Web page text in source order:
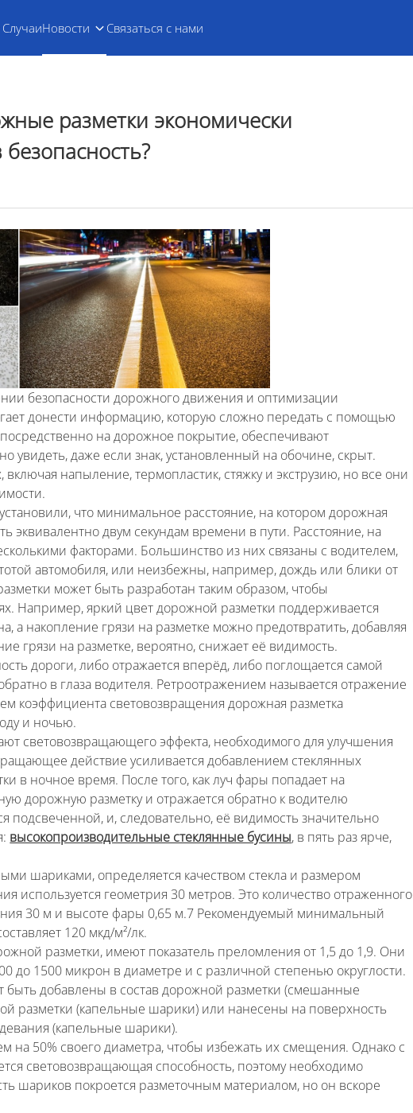
СлучаиНовости Связаться с нами
разметки экономически
безопасности дорожного движения и оптимизации
донести информацию, которую сложно передать с помощью
на дорожное покрытие, обеспечивают
даже если знак, установленный на обочине, скрыт.
напыление, термопластик, стяжку и экструзию, но все они
что минимальное расстояние, на котором дорожная
эквивалентно двум секундам времени в пути. Расстояние, на
факторами. Большинство из них связаны с водителем,
автомобиля, или неизбежны, например, дождь или блики от
может быть разработан таким образом, чтобы
Например, яркий цвет дорожной разметки поддерживается
а накопление грязи на разметке можно предотвратить, добавляя
грязи на разметке, вероятно, снижает её видимость.
дороги, либо отражается вперёд, либо поглощается самой
в глаза водителя. Ретроотражением называется отражение
коэффициента световозвращения дорожная разметка
и ночью.
световозвращающего эффекта, необходимого для улучшения
действие усиливается добавлением стеклянных
в ночное время. После того, как луч фары попадает на
дорожную разметку и отражается обратно к водителю
подсвеченной, и, следовательно, её видимость значительно
высокопроизводительные стеклянные бусины, в пять раз ярче,
шариками, определяется качеством стекла и размером
используется геометрия 30 метров. Это количество отраженного
30 м и высоте фары 0,65 м.7 Рекомендуемый минимальный
120 мкд/м²/лк.
разметки, имеют показатель преломления от 1,5 до 1,9. Они
до 1500 микрон в диаметре и с различной степенью округлости.
быть добавлены в состав дорожной разметки (смешанные
разметки (капельные шарики) или нанесены на поверхность
(капельные шарики).
50% своего диаметра, чтобы избежать их смещения. Однако с
световозвращающая способность, поэтому необходимо
шариков покроется разметочным материалом, но он вскоре